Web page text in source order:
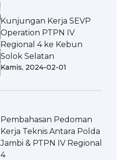
Kunjungan Kerja SEVP
Operation PTPN IV
Regional 4 ke Kebun
Solok Selatan
Kamis, 2024-02-01
Pembahasan Pedoman
Kerja Teknis Antara Polda
Jambi & PTPN IV Regional
4